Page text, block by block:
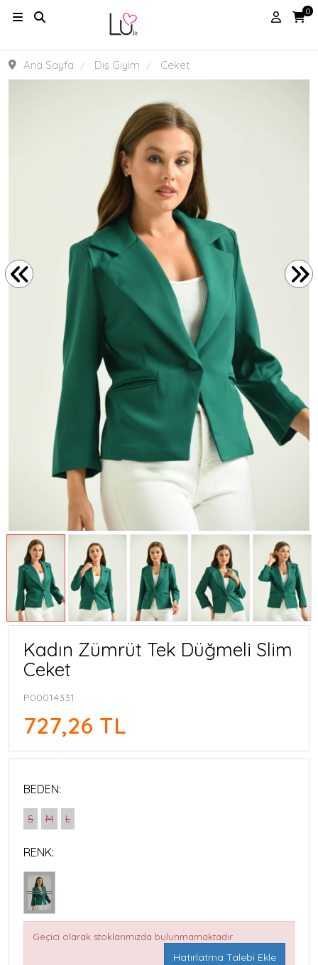
0
Ana Sayfa Dış Giyim Ceket
Kadın Zümrüt Tek Düğmeli Slim
Ceket
P00014331
727,26 TL
BEDEN:
S M L
RENK:
Geçici olarak stoklarımızda bulunmamaktadır.
Hatırlatma Talebi Ekle